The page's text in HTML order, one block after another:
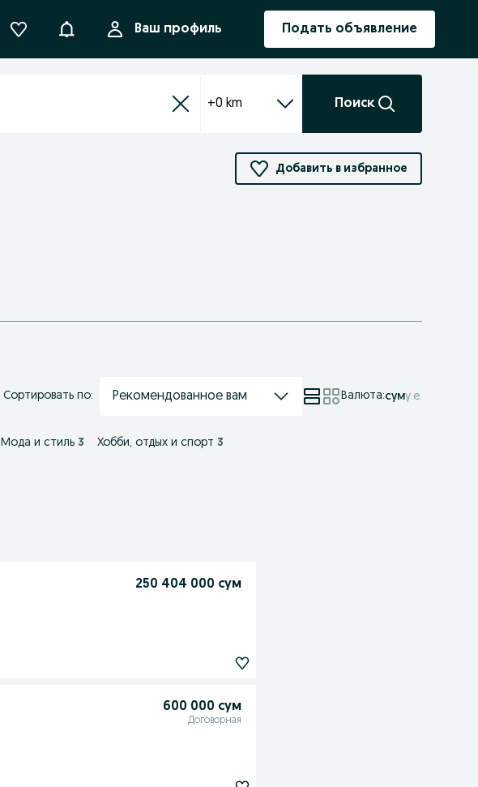
УведомленияВаш профиль Подать объявление
+0 km Поиск
Добавить в избранное
Сортировать по: Рекомендованное вам Валюта:суму.е.
Мода и стиль 3 Хобби, отдых и спорт 3
250 404 000 сум
600 000 сум
Договорная